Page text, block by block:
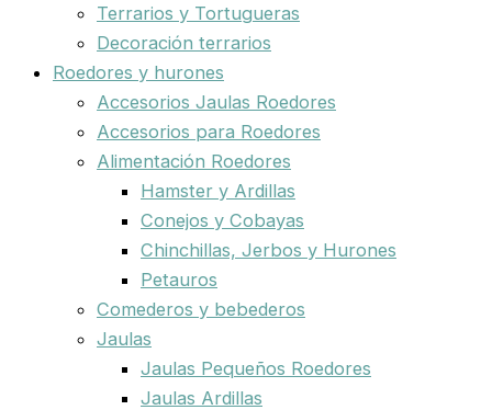
Terrarios y Tortugueras
Decoración terrarios
Roedores y hurones
Accesorios Jaulas Roedores
Accesorios para Roedores
Alimentación Roedores
Hamster y Ardillas
Conejos y Cobayas
Chinchillas, Jerbos y Hurones
Petauros
Comederos y bebederos
Jaulas
Jaulas Pequeños Roedores
Jaulas Ardillas